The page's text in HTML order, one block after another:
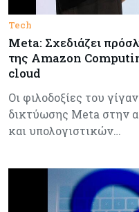
Tech
Meta: Σχεδιάζει
της Amazon
cloud
Οι φιλοδοξίες του
δικτύωσης Meta στην
και υπολογιστικών…